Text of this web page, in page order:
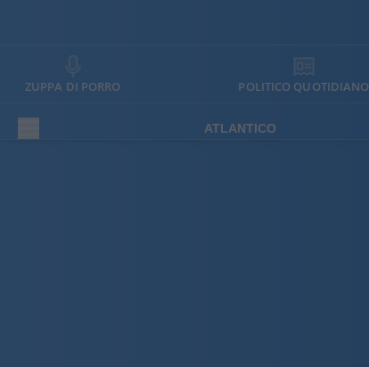
ZUPPA DI PORRO POLITICO QUOTIDIANO
ATLANTICO